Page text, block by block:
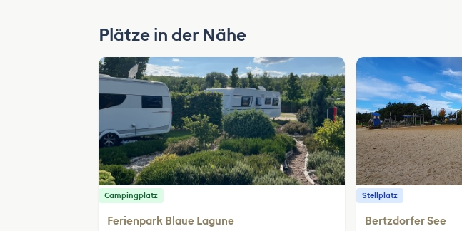
Plätze in der Nähe
Campingplatz
Ferienpark Blaue Lagune
Stellplatz
Bertzdorfer See